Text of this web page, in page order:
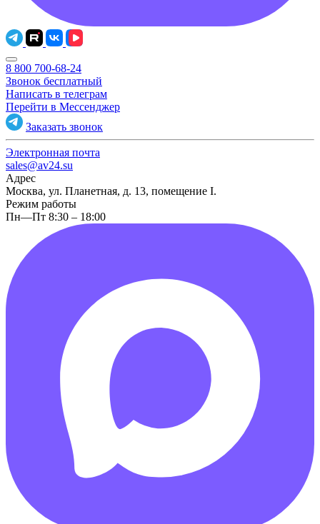
8 800 700-68-24
Звонок бесплатный
Написать в телеграм
Перейти в Мессенджер
Заказать звонок
Электронная почта
sales@av24.su
Адрес
Москва, ул. Планетная, д. 13, помещение I.
Режим работы
Пн—Пт 8:30 – 18:00